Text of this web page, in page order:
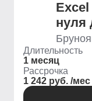
нуля
Длительность
1 месяц
Рассрочка
1 242 руб. /мес